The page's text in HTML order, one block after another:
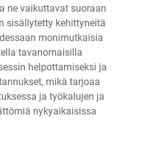
ne vaikuttavat suoraan
sisällytetty kehittyneitä
monimutkaisia
tavanomaisilla
helpottamiseksi ja
mikä tarjoaa
ja työkalujen ja
nykyaikaisissa